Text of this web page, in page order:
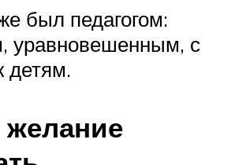
был педагогом:
уравновешенным, с
детям.